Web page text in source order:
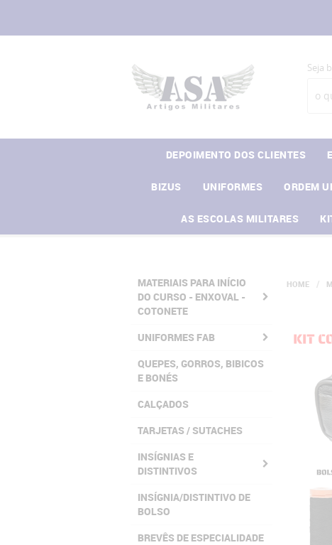
Seja
DEPOIMENTO DOS CLIENTES
BIZUS UNIFORMES ORDEM
AS ESCOLAS MILITARES
MATERIAIS PARA INÍCIO
DO CURSO - ENXOVAL -
COTONETE
UNIFORMES FAB
QUEPES, GORROS, BIBICOS
E BONÉS
CALÇADOS
TARJETAS / SUTACHES
INSÍGNIAS E
DISTINTIVOS
INSÍGNIA/DISTINTIVO DE
BOLSO
BREVÊS DE ESPECIALIDADE
HOME